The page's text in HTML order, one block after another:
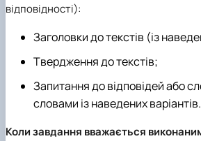
відповідності):
Заголовки до текстів (із
Твердження до текстів;
Запитання до відповідей або
словами із наведених варіантів.
Коли завдання вважається